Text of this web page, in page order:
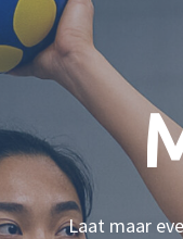
Laat maar